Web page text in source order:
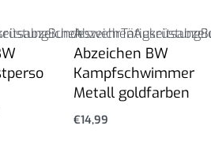
Bundeswehr
AbzeichenAusrüstung
Abzeichen BW
Kampfschwimmer
Metall goldfarben
€14,99